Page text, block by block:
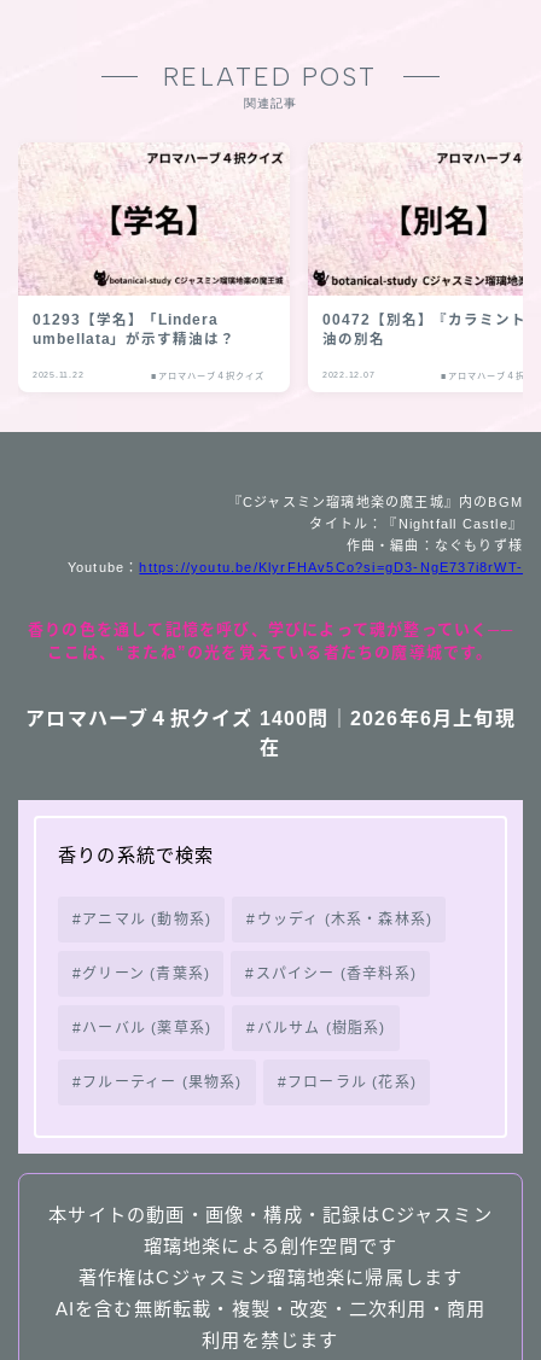
RELATED POST
関連記事
01293【学名】「Lindera
umbellata」が示す精油は？
2025.11.22 ■アロマハーブ４択クイズ
00472【別名】『カラミント
油の別名
2022.12.07 ■アロマハーブ４択ク
『Cジャスミン瑠璃地楽の魔王城』内のBGM
タイトル：『Nightfall Castle』
作曲・編曲：なぐもりず様
Youtube：https://youtu.be/KlyrFHAv5Co?si=gD3-NgE737i8rWT-
香りの色を通して記憶を呼び、学びによって魂が整っていく──
ここは、“またね”の光を覚えている者たちの魔導城です。
アロマハーブ４択クイズ 1400問｜2026年6月上旬現
在
香りの系統で検索
アニマル (動物系) ウッディ (木系・森林系)
グリーン (青葉系) スパイシー (香辛料系)
ハーバル (薬草系) バルサム (樹脂系)
フルーティー (果物系) フローラル (花系)
本サイトの動画・画像・構成・記録はCジャスミン
瑠璃地楽による創作空間です
著作権はCジャスミン瑠璃地楽に帰属します
AIを含む無断転載・複製・改変・二次利用・商用
利用を禁じます